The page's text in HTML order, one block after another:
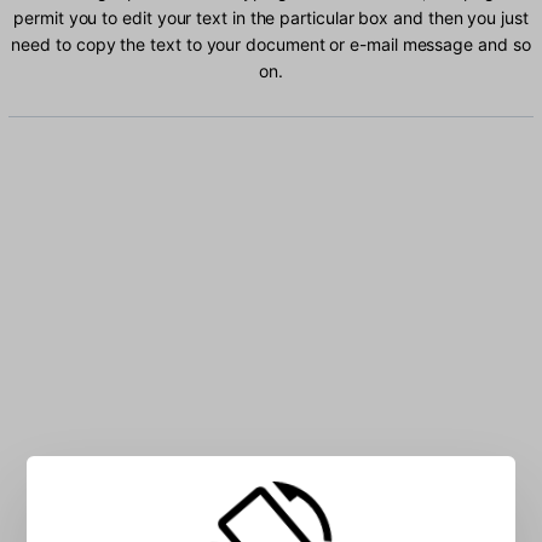
permit you to edit your text in the particular box and then you just
need to copy the text to your document or e-mail message and so
on.
Type Ewondo characters into the box: